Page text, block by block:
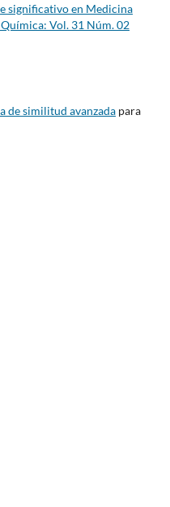
significativo en Medicina
Vol. 31 Núm. 02
de similitud avanzadapara